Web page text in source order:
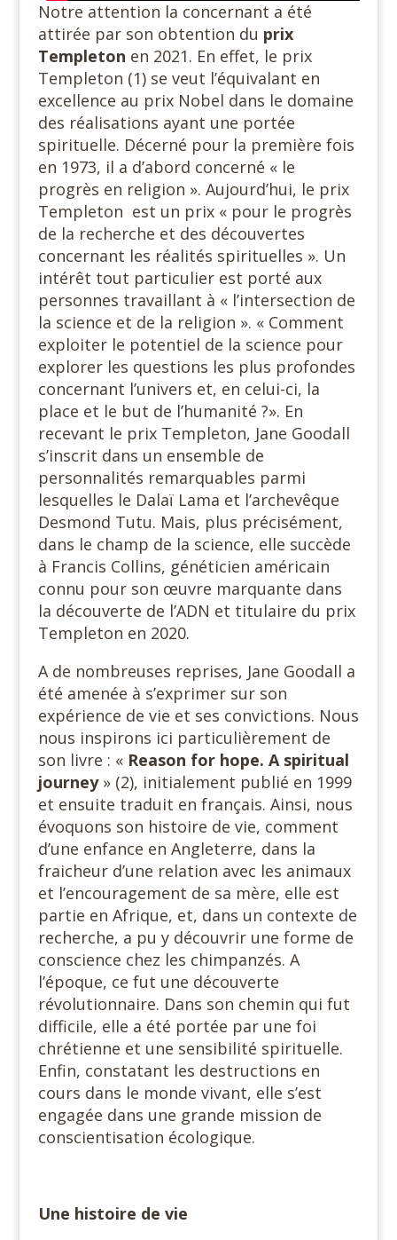
Notre attention la concernant a été
attirée par son obtention du prix
Templeton en 2021. En effet, le prix
Templeton (1) se veut l’équivalant en
excellence au prix Nobel dans le domaine
des réalisations ayant une portée
spirituelle. Décerné pour la première fois
en 1973, il a d’abord concerné « le
progrès en religion ». Aujourd’hui, le prix
Templeton est un prix « pour le progrès
de la recherche et des découvertes
concernant les réalités spirituelles ». Un
intérêt tout particulier est porté aux
personnes travaillant à « l’intersection de
la science et de la religion ». « Comment
exploiter le potentiel de la science pour
explorer les questions les plus profondes
concernant l’univers et, en celui-ci, la
place et le but de l’humanité ?». En
recevant le prix Templeton, Jane Goodall
s’inscrit dans un ensemble de
personnalités remarquables parmi
lesquelles le Dalaï Lama et l’archevêque
Desmond Tutu. Mais, plus précisément,
dans le champ de la science, elle succède
à Francis Collins, généticien américain
connu pour son œuvre marquante dans
la découverte de l’ADN et titulaire du prix
Templeton en 2020.
A de nombreuses reprises, Jane Goodall a
été amenée à s’exprimer sur son
expérience de vie et ses convictions. Nous
nous inspirons ici particulièrement de
son livre : « Reason for hope. A spiritual
journey » (2), initialement publié en 1999
et ensuite traduit en français. Ainsi, nous
évoquons son histoire de vie, comment
d’une enfance en Angleterre, dans la
fraicheur d’une relation avec les animaux
et l’encouragement de sa mère, elle est
partie en Afrique, et, dans un contexte de
recherche, a pu y découvrir une forme de
conscience chez les chimpanzés. A
l’époque, ce fut une découverte
révolutionnaire. Dans son chemin qui fut
difficile, elle a été portée par une foi
chrétienne et une sensibilité spirituelle.
Enfin, constatant les destructions en
cours dans le monde vivant, elle s’est
engagée dans une grande mission de
conscientisation écologique.
Une histoire de vie